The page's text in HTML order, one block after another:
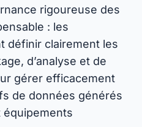
rigoureuse des
: les
définir clairement les
d’analyse et de
gérer efficacement
de données générés
équipements